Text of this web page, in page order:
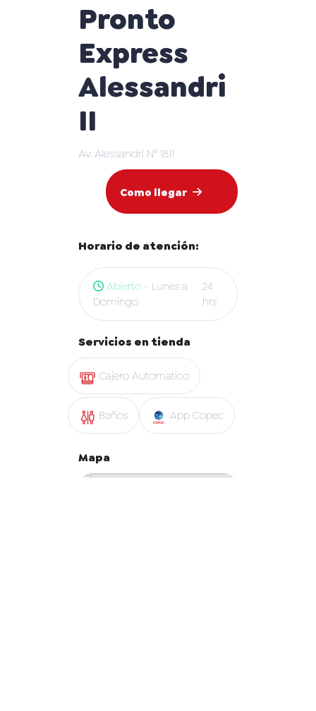
Pronto
Express
Alessandri
II
Av. Alessandri N° 1811
Como llegar
Horario de atención:
Abierto - Lunes a
Domingo
24
hrs
Servicios en tienda
Cajero Automatico
Baños App Copec
Mapa